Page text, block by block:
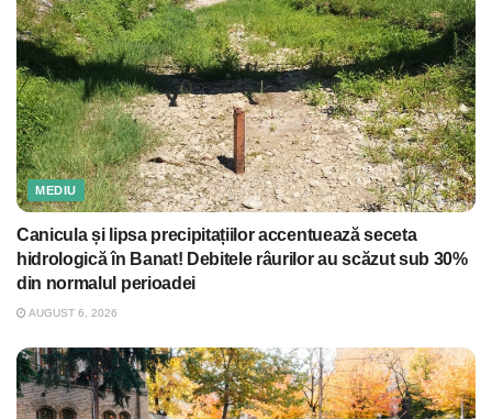
MEDIU
Canicula și lipsa precipitațiilor accentuează seceta
hidrologică în Banat! Debitele râurilor au scăzut sub 30%
din normalul perioadei
AUGUST 6, 2026